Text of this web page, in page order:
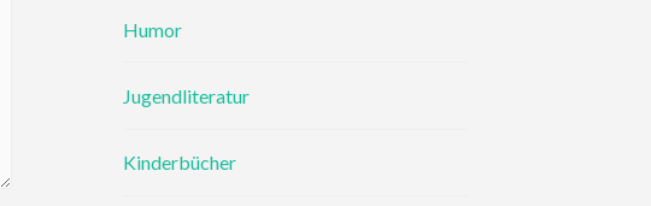
Humor
Jugendliteratur
Kinderbücher